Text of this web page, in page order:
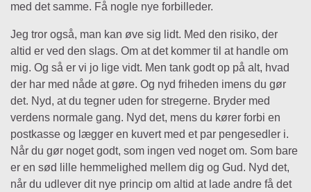
med det samme. Få nogle nye forbilleder.
Jeg tror også, man kan øve sig lidt. Med den risiko, der
altid er ved den slags. Om at det kommer til at handle om
mig. Og så er vi jo lige vidt. Men tank godt op på alt, hvad
der har med nåde at gøre. Og nyd friheden imens du gør
det. Nyd, at du tegner uden for stregerne. Bryder med
verdens normale gang. Nyd det, mens du kører forbi en
postkasse og lægger en kuvert med et par pengesedler i.
Når du gør noget godt, som ingen ved noget om. Som bare
er en sød lille hemmelighed mellem dig og Gud. Nyd det,
når du udlever dit nye princip om altid at lade andre få det